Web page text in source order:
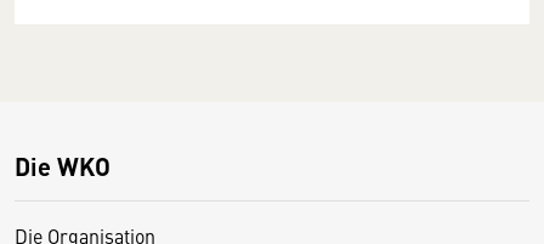
Die WKO
Die Organisation